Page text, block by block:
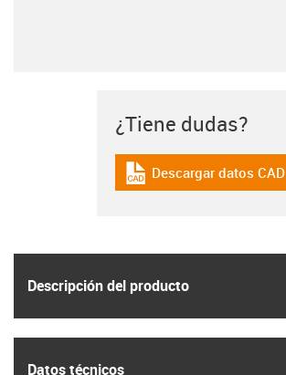
Descripción del producto
Datos técnicos
¿Tiene dudas?
igus-icon-cad-dateien
Descargar datos CAD